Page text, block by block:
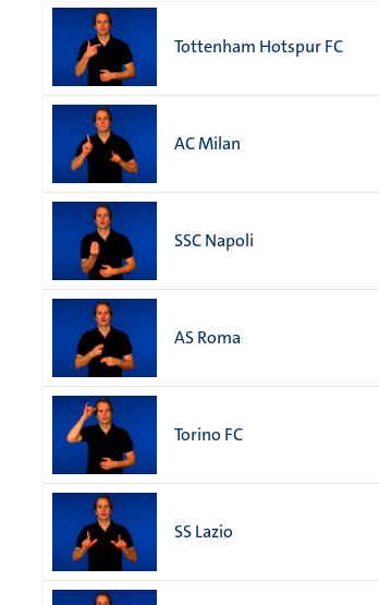
Tottenham Hotspur FC
AC Milan
SSC Napoli
AS Roma
Torino FC
SS Lazio